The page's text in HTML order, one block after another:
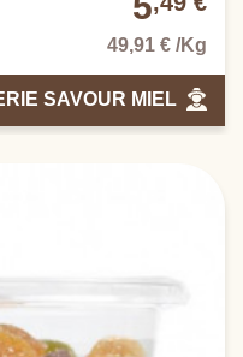
49,91 € /Kg
SAVOUR MIEL